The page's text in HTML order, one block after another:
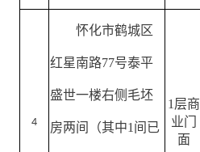
4
怀化市鹤城区
红星南路77号泰平
盛世一楼右侧毛坯
房两间 （其中1间已
1层商
业门
面